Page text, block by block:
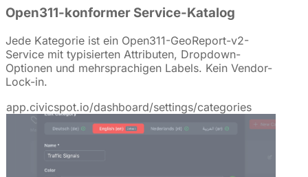
Open311-konformer Service-Katalog
Jede Kategorie ist ein Open311-GeoReport-v2-
Service mit typisierten Attributen, Dropdown-
Optionen und mehrsprachigen Labels. Kein Vendor-
Lock-in.
app.civicspot.io/dashboard/settings/categories